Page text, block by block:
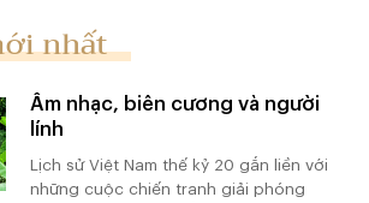
nhất
Âm nhạc, biên cương và người
lính
Lịch sử Việt Nam thế kỷ 20 gắn liền với
những cuộc chiến tranh giải phóng